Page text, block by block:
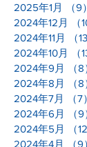
2025年1月
（9）
2024年12月
（
2024年11月
（
2024年10月
（
2024年9月
（8
2024年8月
（8
2024年7月
（7）
2024年6月
（9
2024年5月
（
2024年4月
（9